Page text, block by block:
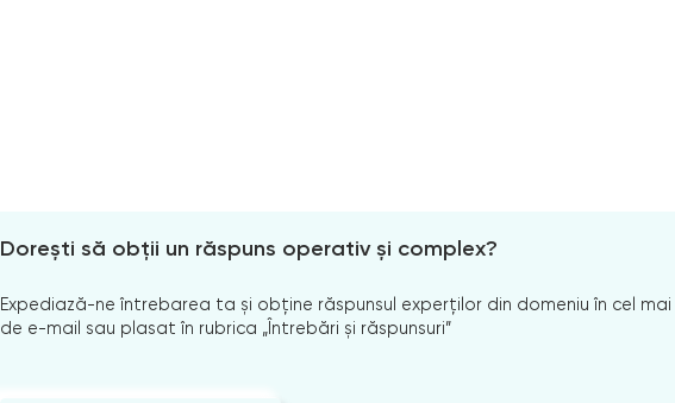
Dorești să obții un răspuns operativ și complex?
Expediază-ne întrebarea ta și obține răspunsul experților din domeniu în cel
de e-mail sau plasat în rubrica „Întrebări și răspunsuri”